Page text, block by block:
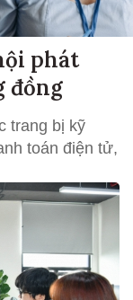
phát
đồng
trang bị kỹ
toán điện tử,